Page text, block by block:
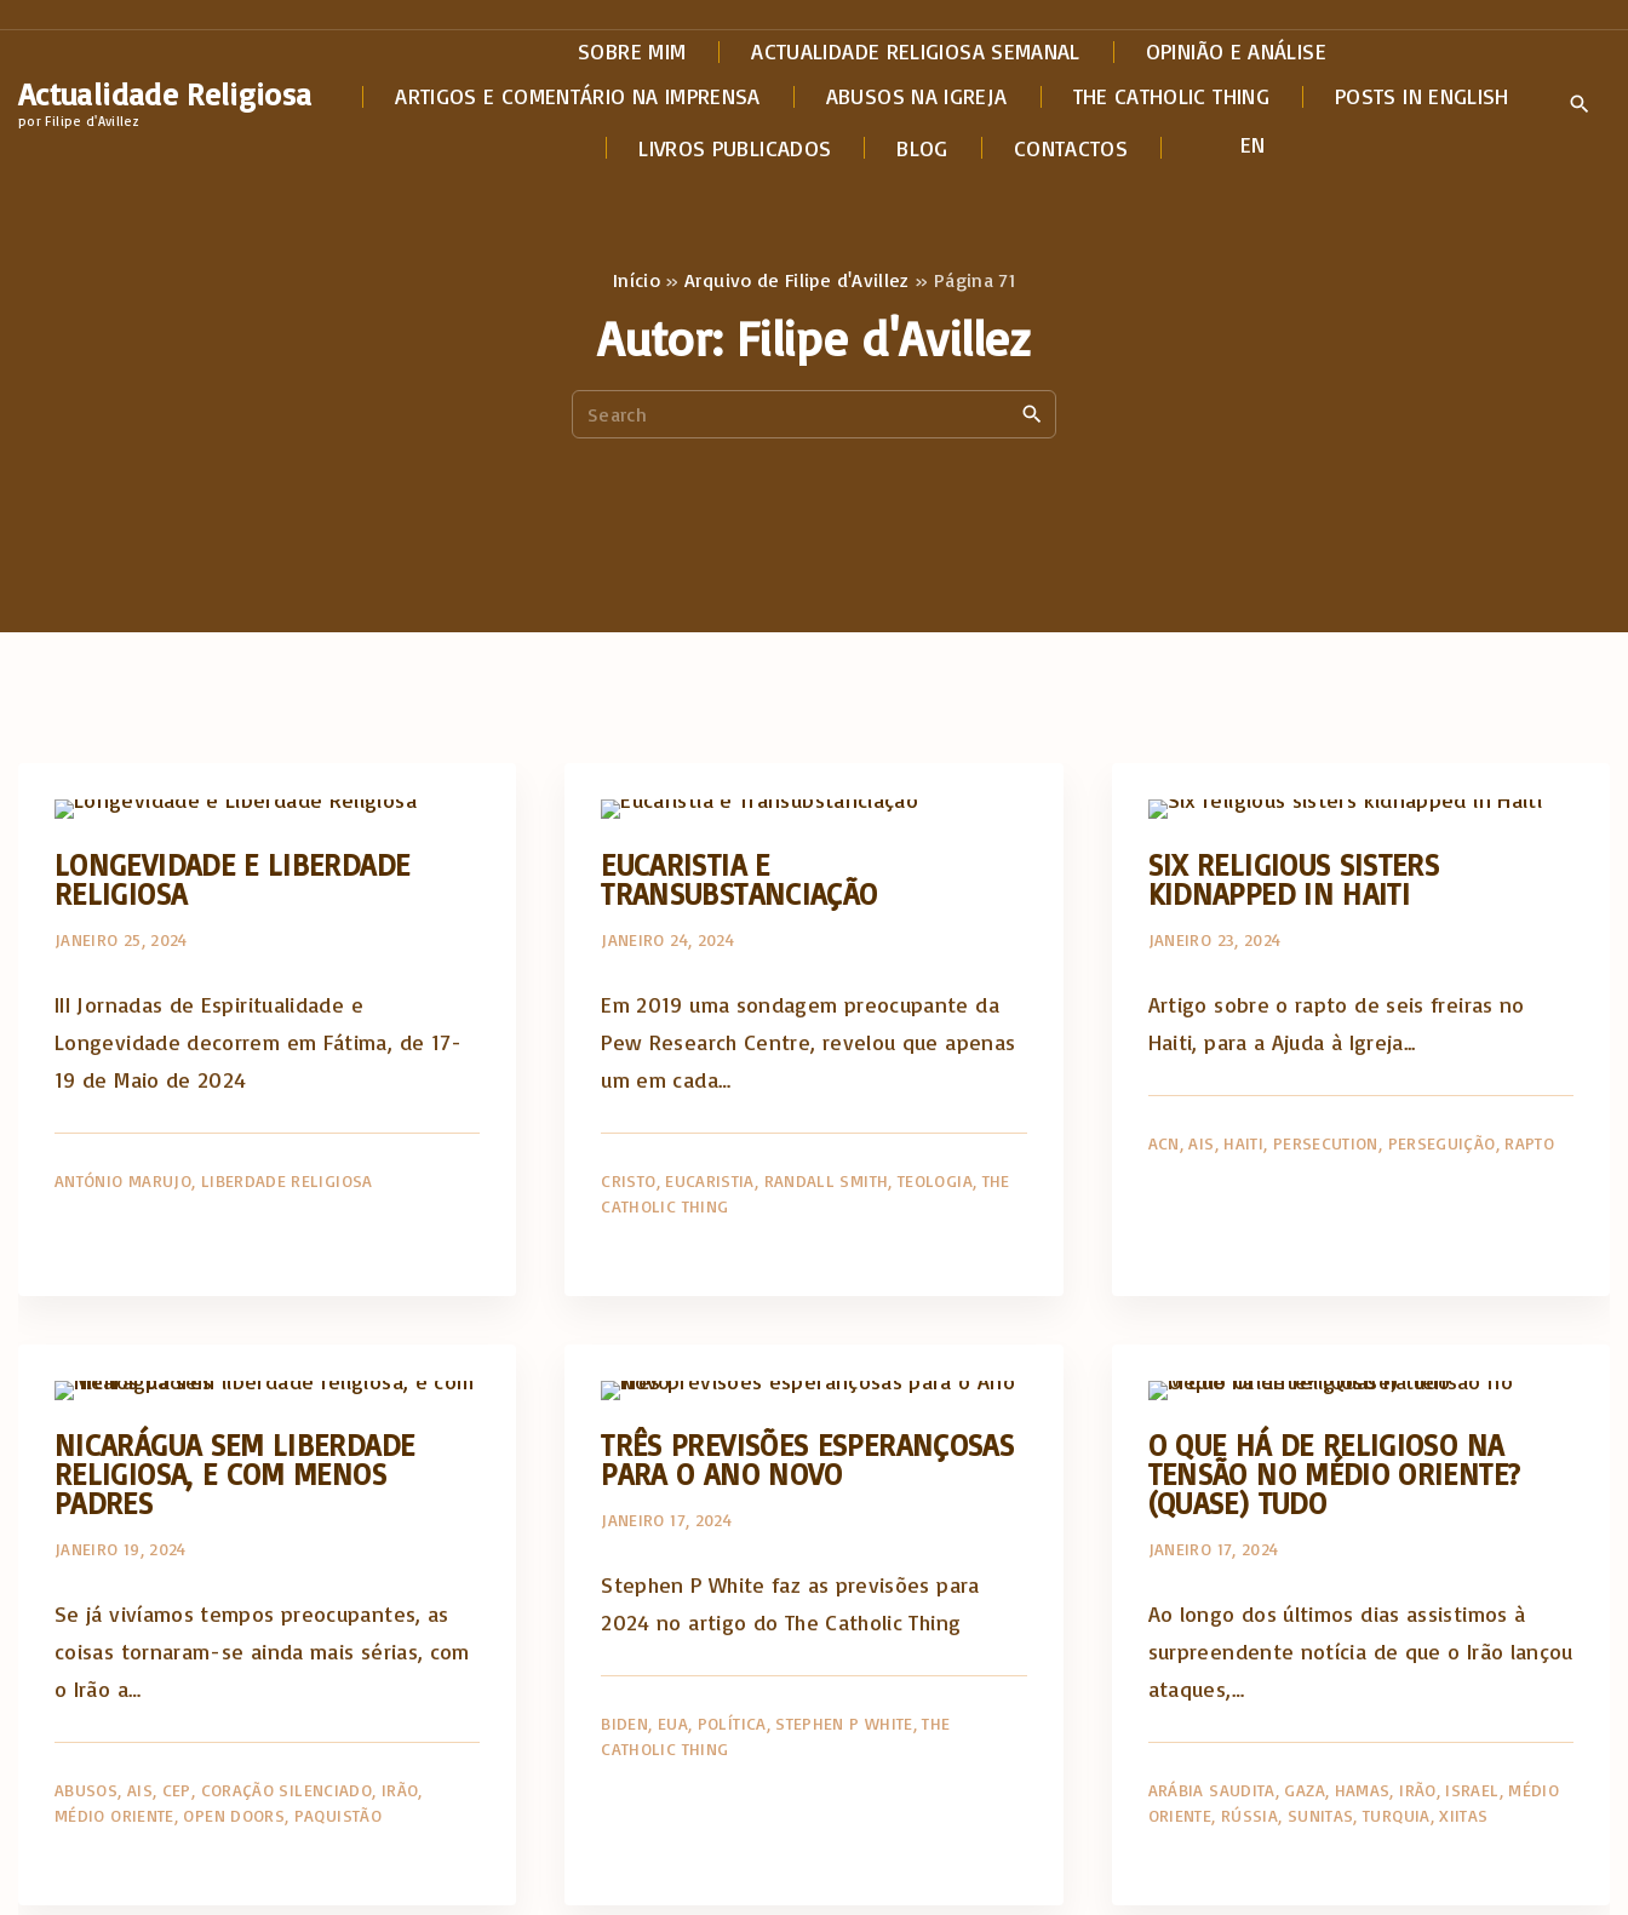
Actualidade Religiosa
por Filipe d'Avillez
SOBRE MIM ACTUALIDADE RELIGIOSA SEMANAL
OPINIÃO E ANÁLISE
ARTIGOS E COMENTÁRIO NA IMPRENSA
ABUSOS NA IGREJA THE CATHOLIC THING
POSTS IN ENGLISH
LIVROS PUBLICADOS
BLOG CONTACTOS EN
Início »Arquivo de Filipe d'Avillez » Página 71
Autor: Filipe d'Avillez
e
LONGEVIDADE E LIBERDADE
RELIGIOSA
JANEIRO 25, 2024
III Jornadas de Espiritualidade e
Longevidade decorrem em Fátima, de 17-
19 de Maio de 2024
ANTÓNIO MARUJO LIBERDADE RELIGIOSA
EUCARISTIA E
TRANSUBSTANCIAÇÃO
JANEIRO 24, 2024
Em 2019 uma sondagem preocupante da
Pew Research Centre, revelou que apenas
um em cada…
CRISTO EUCARISTIA RANDALL SMITH TEOLOGIA THE
CATHOLIC THING
SIX RELIGIOUS SISTERS
KIDNAPPED IN HAITI
JANEIRO 23, 2024
Artigo sobre o rapto de seis freiras no
Haiti, para a Ajuda à Igreja...
ACN AIS HAITI PERSECUTION PERSEGUIÇÃO RAPTO
NICARÁGUA SEM LIBERDADE
RELIGIOSA, E COM MENOS
PADRES
JANEIRO 19, 2024
Se já vivíamos tempos preocupantes, as
coisas tornaram-se ainda mais sérias, com
o Irão a…
ABUSOS AIS CEP CORAÇÃO SILENCIADO IRÃO
MÉDIO ORIENTE OPEN DOORS PAQUISTÃO
TRÊS PREVISÕES ESPERANÇOSAS
PARA O ANO NOVO
JANEIRO 17, 2024
Stephen P White faz as previsões para
2024 no artigo do The Catholic Thing
BIDEN EUA POLÍTICA STEPHEN P WHITE THE
CATHOLIC THING
O QUE HÁ DE RELIGIOSO NA
TENSÃO NO MÉDIO ORIENTE?
(QUASE) TUDO
JANEIRO 17, 2024
Ao longo dos últimos dias assistimos à
surpreendente notícia de que o Irão lançou
ataques,…
ARÁBIA SAUDITA GAZA HAMAS IRÃO ISRAEL MÉDIO
ORIENTE RÚSSIA SUNITAS TURQUIA XIITAS